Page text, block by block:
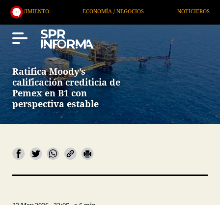
/ NEGOCIOS NOTICIEROS SERVICIOS
Ratifica Moody’s
calificación crediticia de
Pemex en B1 con
perspectiva estable